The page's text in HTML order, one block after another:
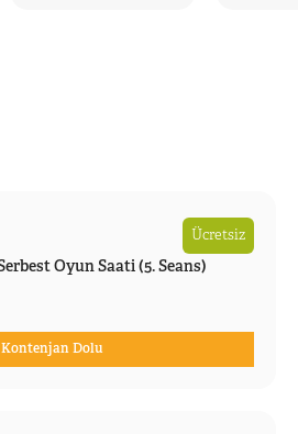
Ücretsiz
Oyun Saati (5. Seans)
Rami Kütüphanesi
Kontenjan Dolu